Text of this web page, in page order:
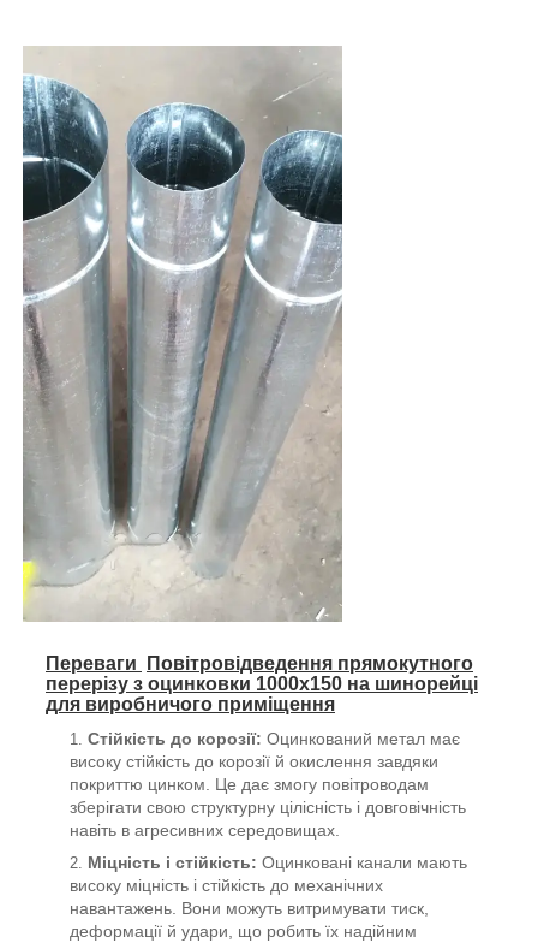
Переваги
Повітровідведення прямокутного
перерізу з оцинковки 1000х150 на шинорейці
для виробничого приміщення
Стійкість до корозії: Оцинкований метал має
високу стійкість до корозії й окислення завдяки
покриттю цинком. Це дає змогу повітроводам
зберігати свою структурну цілісність і довговічність
навіть в агресивних середовищах.
Міцність і стійкість: Оцинковані канали мають
високу міцність і стійкість до механічних
навантажень. Вони можуть витримувати тиск,
деформації й удари, що робить їх надійним